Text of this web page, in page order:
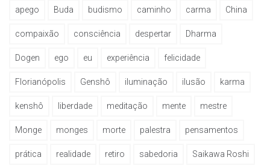
apego Buda budismo caminho carma China
compaixão consciência despertar Dharma
Dogen ego eu experiência felicidade
Florianópolis Genshô iluminação ilusão karma
kenshô liberdade meditação mente mestre
Monge monges morte palestra pensamentos
prática realidade retiro sabedoria Saikawa Roshi